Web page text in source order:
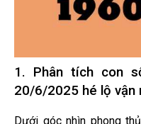
1. Phân tích con
20/6/2025 hé lộ vận
Dưới góc nhìn phong